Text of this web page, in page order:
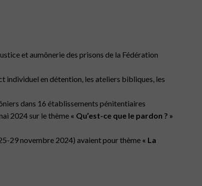
et aumônerie des prisons de la Fédération
individuel en détention, les ateliers bibliques, les
dans 16 établissements pénitentiaires
2024 sur le thème « Qu’est-ce que le pardon ? »
29 novembre 2024) avaient pour thème « La